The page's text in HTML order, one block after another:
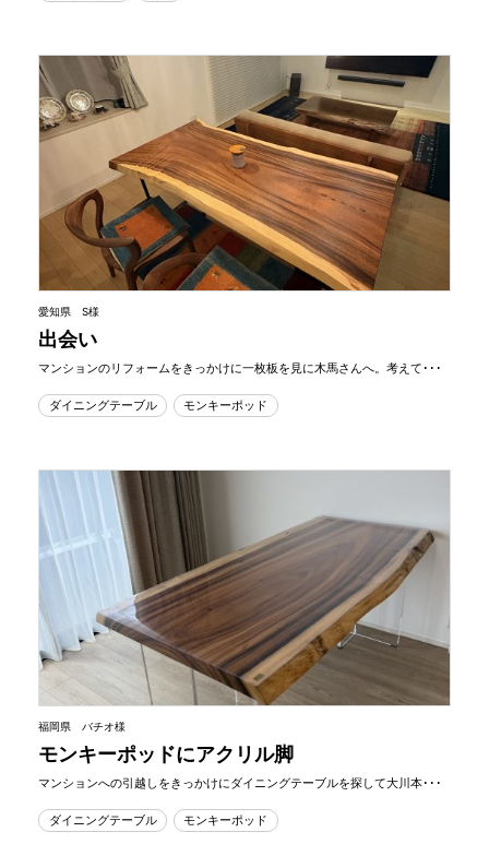
愛知県 S様
出会い
マンションのリフォームをきっかけに一枚板を見に木馬さんへ。考えて･･･
ダイニングテーブル モンキーポッド
福岡県 バチオ様
モンキーポッドにアクリル脚
マンションへの引越しをきっかけにダイニングテーブルを探して大川本･･･
ダイニングテーブル モンキーポッド